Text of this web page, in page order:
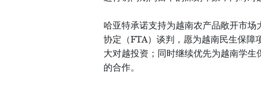
哈亚特承诺支持为越南农产品敞开市
协定（FTA）谈判，愿为越南民生保障
大对越投资；同时继续优先为越南学
的合作。